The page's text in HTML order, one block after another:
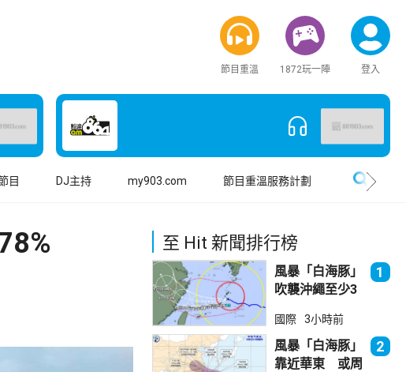
節目重溫 1872玩一陣 登入
目 DJ主持 my903.com 節目重溫服務計劃
至 Hit 新聞排行榜
風暴「白海豚」
吹襲沖繩至少3
取消
1
國際 3小時前
風暴「白海豚」
靠近華東 或周
2